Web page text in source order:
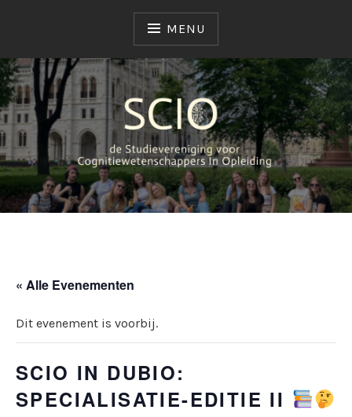
MENU
SCIO
« Alle Evenementen
Dit evenement is voorbij.
SCIO IN DUBIO:
SPECIALISATIE-EDITIE II